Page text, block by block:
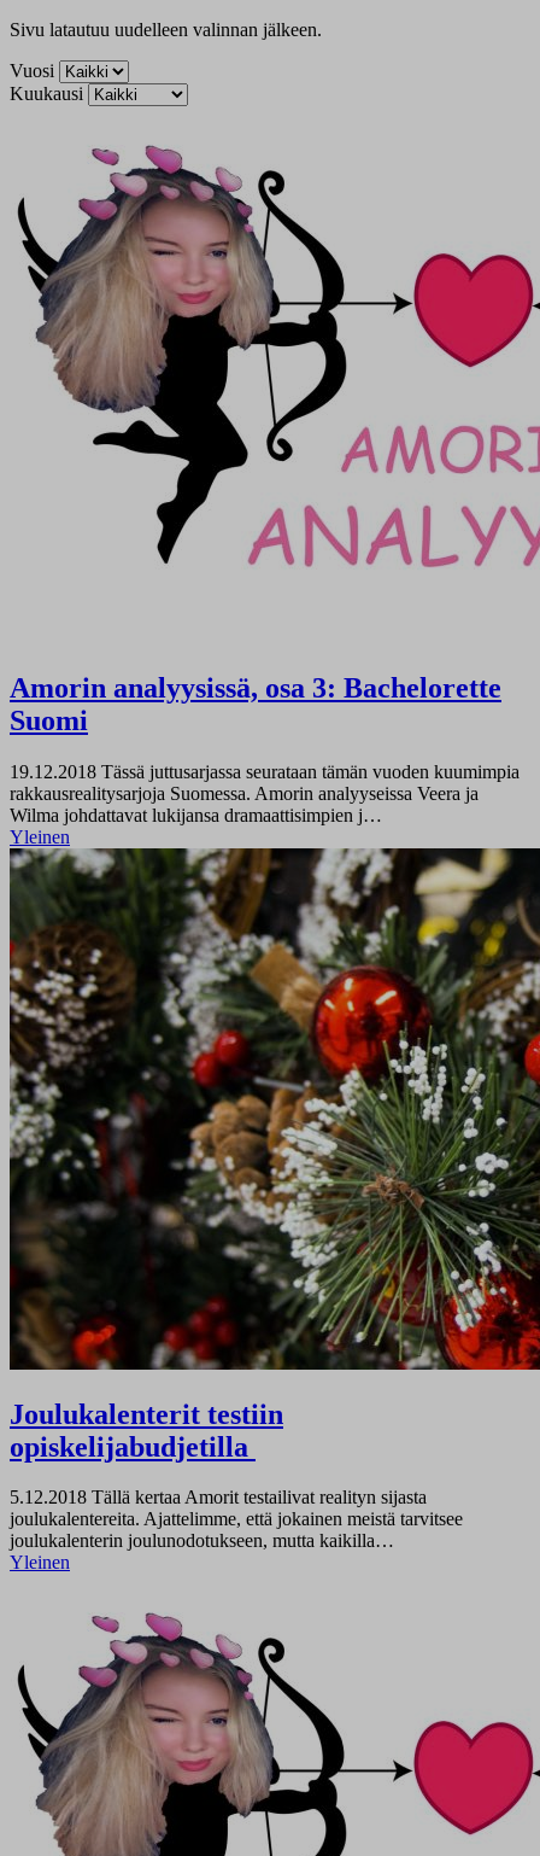
Sivu latautuu uudelleen valinnan jälkeen.
Vuosi
Kuukausi
Amorin analyysissä, osa 3: Bachelorette
Suomi
19.12.2018 Tässä juttusarjassa seurataan tämän vuoden kuumimpia
rakkausrealitysarjoja Suomessa. Amorin analyyseissa Veera ja
Wilma johdattavat lukijansa dramaattisimpien j…
Yleinen
Joulukalenterit testiin
opiskelijabudjetilla
5.12.2018 Tällä kertaa Amorit testailivat realityn sijasta
joulukalentereita. Ajattelimme, että jokainen meistä tarvitsee
joulukalenterin joulunodotukseen, mutta kaikilla…
Yleinen